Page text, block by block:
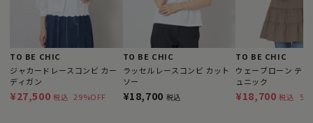
TO BE CHIC
ジャカードレースコンビ カー
ディガン
¥27,500 税込 29%OFF
TO BE CHIC
ラッセルレースコンビ カット
ソー
¥18,700 税込
TO BE CHIC
ウェーブローン ティ
ュニック
¥18,700 税込